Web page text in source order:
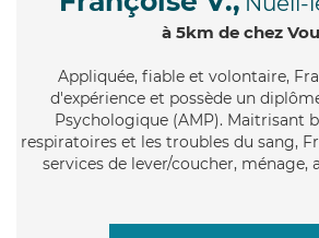
à 5km de chez
Appliquée, fiable et volontaire,
d'expérience et possède un
Psychologique (AMP). Maitrisant
respiratoires et les troubles du sang,
services de lever/coucher, ménage,